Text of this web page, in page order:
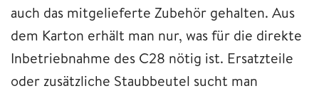
auch das mitgelieferte Zubehör gehalten. Aus
dem Karton erhält man nur, was für die direkte
Inbetriebnahme des C28 nötig ist. Ersatzteile
oder zusätzliche Staubbeutel sucht man